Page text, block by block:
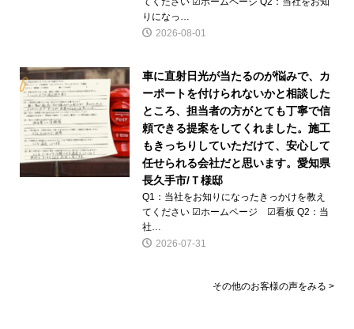
りになっ…
2026-08-01
車に直射日光が当たるのが悩みで、カ
ーポートを付けられないかと相談した
ところ、担当者の方がとても丁寧で信
頼できる提案をしてくれました。施工
もきっちりしていただけて、安心して
任せられる会社だと思います。愛知県
長久手市/Ｔ様邸
Q1：当社をお知りになったきっかけを教え
てください ☑ホームページ ☑看板 Q2：当
社…
2026-07-31
その他のお客様の声をみる >